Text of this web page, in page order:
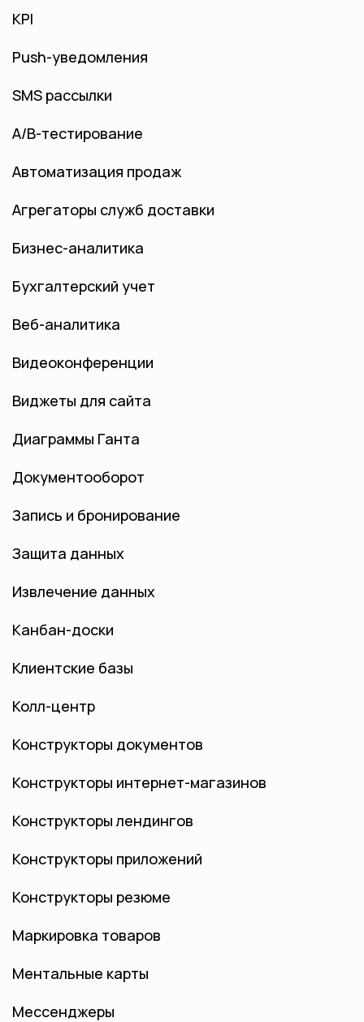
KPI
Push-уведомления
SMS рассылки
А/B-тестирование
Автоматизация продаж
Агрегаторы служб доставки
Бизнес-аналитика
Бухгалтерский учет
Веб-аналитика
Видеоконференции
Виджеты для сайта
Диаграммы Ганта
Документооборот
Запись и бронирование
Защита данных
Извлечение данных
Канбан-доски
Клиентские базы
Колл-центр
Конструкторы документов
Конструкторы интернет-магазинов
Конструкторы лендингов
Конструкторы приложений
Конструкторы резюме
Маркировка товаров
Ментальные карты
Мессенджеры